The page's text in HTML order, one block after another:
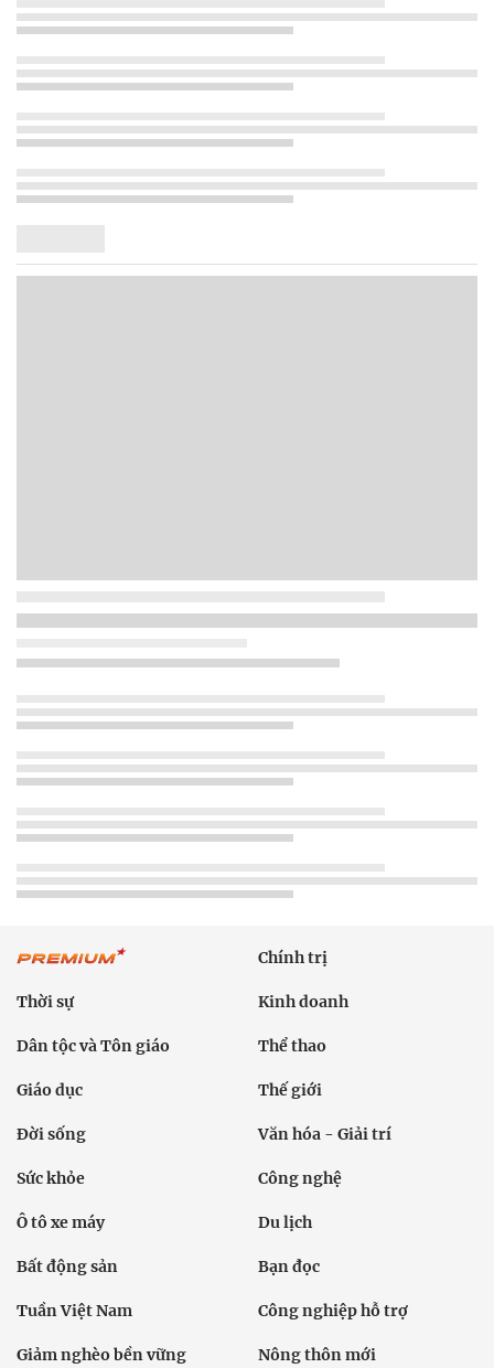
Chính trị
Thời sự Kinh doanh
Dân tộc và Tôn giáo Thể thao
Giáo dục Thế giới
Đời sống Văn hóa - Giải trí
Sức khỏe Công nghệ
Ô tô xe máy Du lịch
Bất động sản Bạn đọc
Tuần Việt Nam Công nghiệp hỗ trợ
Giảm nghèo bền vững Nông thôn mới